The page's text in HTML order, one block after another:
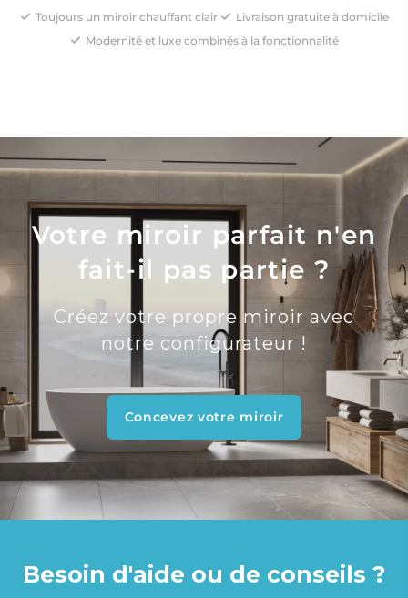
Toujours un miroir chauffant clair
Livraison gratuite à domicile
Modernité et luxe combinés à la fonctionnalité
Votre miroir parfait n'en
fait-il pas partie ?
Créez votre propre miroir avec
notre configurateur !
Concevez votre miroir
Besoin d'aide ou de conseils ?